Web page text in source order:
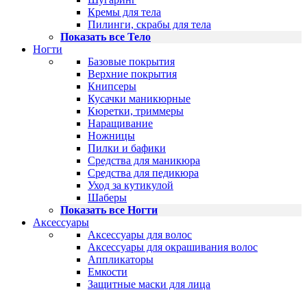
Кремы для тела
Пилинги, скрабы для тела
Показать все Тело
Ногти
Базовые покрытия
Верхние покрытия
Книпсеры
Кусачки маникюрные
Кюретки, триммеры
Наращивание
Ножницы
Пилки и бафики
Средства для маникюра
Средства для педикюра
Уход за кутикулой
Шаберы
Показать все Ногти
Аксессуары
Аксессуары для волос
Аксессуары для окрашивания волос
Аппликаторы
Емкости
Защитные маски для лица